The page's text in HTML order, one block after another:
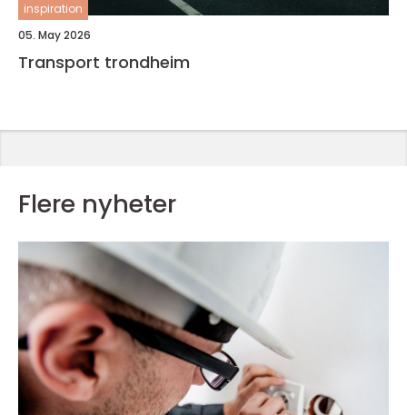
inspiration
05. May 2026
Transport trondheim
Flere nyheter